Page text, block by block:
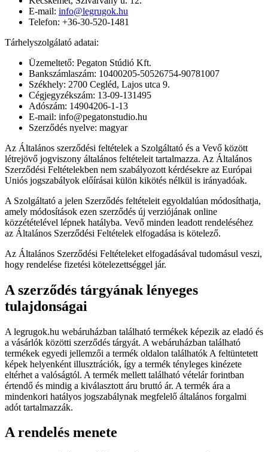
E-mail: info@legrugok.hu
Telefon: +36-30-520-1481
Tárhelyszolgálató adatai:
Üzemeltető: Pegaton Stúdió Kft.
Bankszámlaszám: 10400205-50526754-90781007
Székhely: 2700 Cegléd, Lajos utca 9.
Cégjegyzékszám: 13-09-131495
Adószám: 14904206-1-13
E-mail: info@pegatonstudio.hu
Szerződés nyelve: magyar
Az Általános szerződési feltételek a Szolgáltató és a Vevő között
létrejövő jogviszony általános feltételeit tartalmazza. Az Általános
Szerződési Feltételekben nem szabályozott kérdésekre az Európai
Uniós jogszabályok előírásai külön kikötés nélkül is irányadóak.
A Szolgáltató a jelen Szerződés feltételeit egyoldalúan módosíthatja,
amely módosítások ezen szerződés új verziójának online
közzétételével lépnek hatályba. Vevő minden leadott rendeléséhez
az Általános Szerződési Feltételek elfogadása is kötelező.
Az Általános Szerződési Feltételeket elfogadásával tudomásul veszi,
hogy rendelése fizetési kötelezettséggel jár.
A szerződés tárgyának lényeges
tulajdonságai
A legrugok.hu webáruházban található termékek képezik az eladó és
a vásárlók közötti szerződés tárgyát. A webáruházban található
termékek egyedi jellemzői a termék oldalon találhatók A feltüntetett
képek helyenként illusztrációk, így a termék tényleges kinézete
eltérhet a valóságtól. A termék mellett található vételár forintban
értendő és mindig a kiválasztott áru bruttó ár. A termék ára a
mindenkori hatályos jogszabálynak megfelelő általános forgalmi
adót tartalmazzák.
A rendelés menete